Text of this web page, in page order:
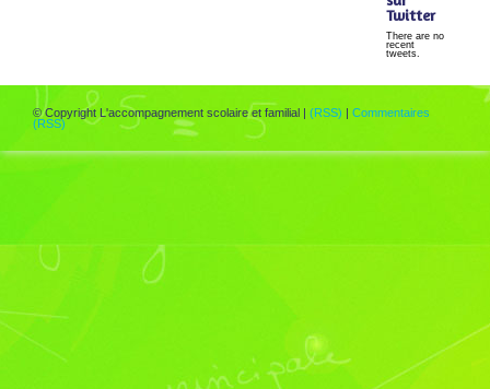
Twitter
There are no
recent
tweets.
© Copyright L'accompagnement scolaire et familial | (RSS) | Commentaires
(RSS)